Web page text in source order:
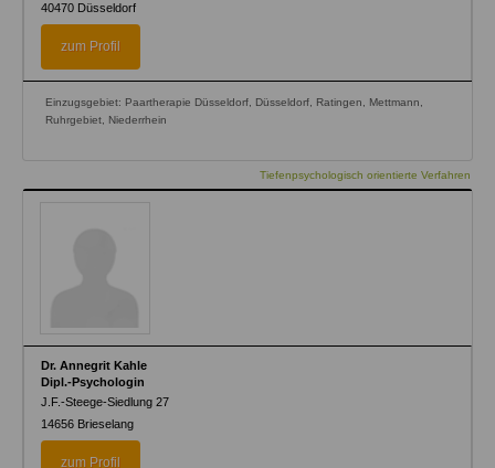
40470 Düsseldorf
zum Profil
Einzugsgebiet: Paartherapie Düsseldorf, Düsseldorf, Ratingen, Mettmann,
Ruhrgebiet, Niederrhein
Tiefenpsychologisch orientierte Verfahren
Dr. Annegrit Kahle
Dipl.-Psychologin
J.F.-Steege-Siedlung 27
14656 Brieselang
zum Profil